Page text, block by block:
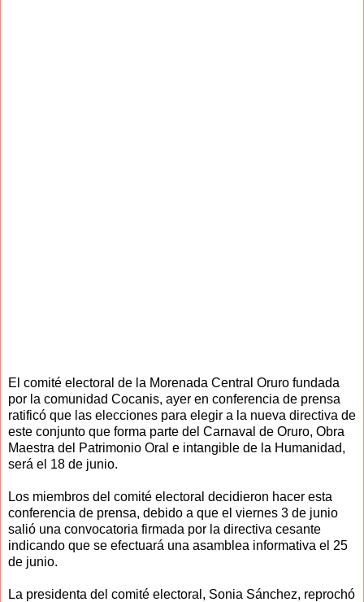
El comité electoral de la Morenada Central Oruro fundada
por la comunidad Cocanis, ayer en conferencia de prensa
ratificó que las elecciones para elegir a la nueva directiva de
este conjunto que forma parte del Carnaval de Oruro, Obra
Maestra del Patrimonio Oral e intangible de la Humanidad,
será el 18 de junio.
Los miembros del comité electoral decidieron hacer esta
conferencia de prensa, debido a que el viernes 3 de junio
salió una convocatoria firmada por la directiva cesante
indicando que se efectuará una asamblea informativa el 25
de junio.
La presidenta del comité electoral, Sonia Sánchez, reprochó